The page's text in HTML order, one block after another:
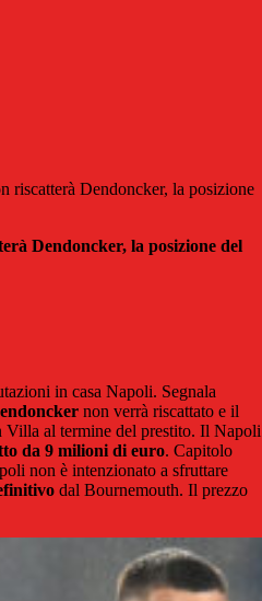
riscatterà Dendoncker, la posizione
Dendoncker, la posizione del
in casa Napoli. Segnala
non verrà riscattato e il
Villa al termine del prestito. Il Napoli
da 9 milioni di euro. Capitolo
non è intenzionato a sfruttare
dal Bournemouth. Il prezzo